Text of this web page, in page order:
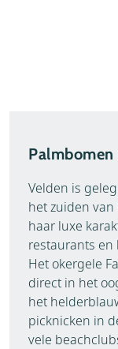
Velden is
het zuiden
haar luxe
restaurants en
Het okergele
direct in het
het
picknicken in
vele